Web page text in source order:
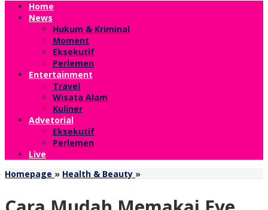
Home
News
Hukum & Kriminal
Moment
Eksekutif
Perlemen
Entertainment
Travel
Wisata Alam
Kuliner
Advetorial
Eksekutif
Perlemen
Live
Homepage » Health & Beauty »Cara
Eye